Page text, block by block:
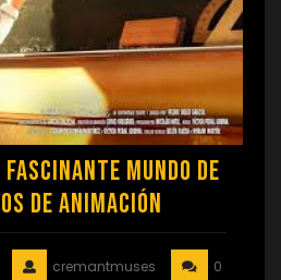
Mundo de
de Animación
cremantmuses
0